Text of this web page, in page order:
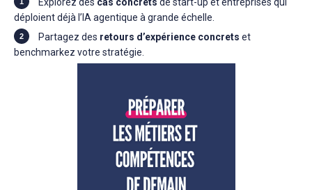
déploient déjà l’IA agentique à grande échelle.
Partagez des retours d’expérience concrets et
benchmarkez votre stratégie.